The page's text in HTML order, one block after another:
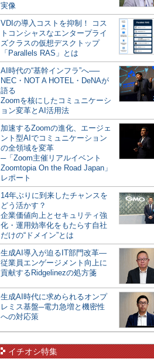
実像
VDIの導入コストを抑制！ コス
トコンシャスなエンタープライ
ズクラスの仮想デスクトップ
「Parallels RAS」とは
AI時代の“基幹インフラ”へ──
NEC・NOT A HOTEL・DeNAが
語る
Zoomを核にしたコミュニケーシ
ョン変革とAI活用法
加速するZoomの進化、エージェ
ント型AIでコミュニケーション
の全領域を変革
─「Zoom主催リアルイベント
Zoomtopia On the Road Japan」
レポート
14年ぶりに到来したチャンスを
どう活かす？
企業価値向上とセキュリティ強
化・運用効率化をもたらす自社
だけの“ドメイン”とは
生成AI導入が迫るIT部門改革―
従業員エンゲージメント向上に
貢献するRidgelinezの処方箋
生成AI時代に求められるオンプ
レミス基盤─電力急増と機密性
への対応策
イチオシ特集